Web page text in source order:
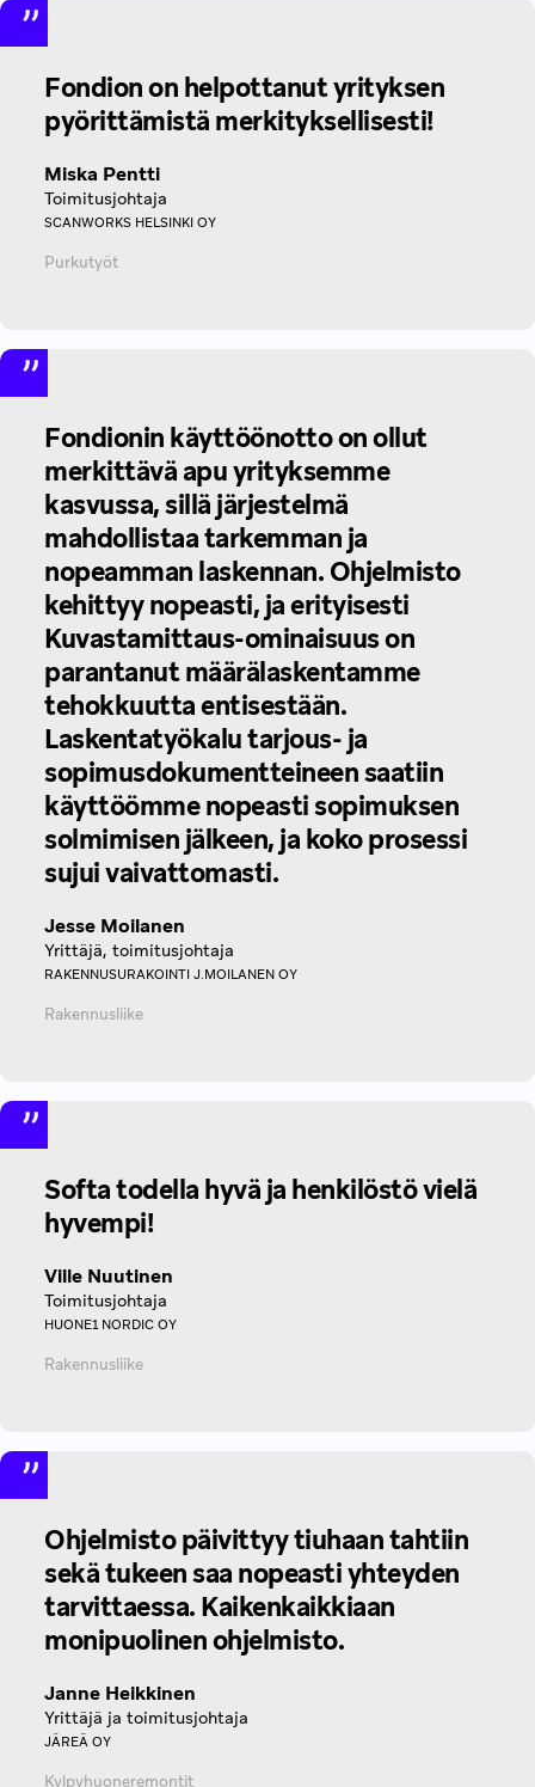
Fondion on helpottanut yrityksen
pyörittämistä merkityksellisesti!
Miska Pentti
Toimitusjohtaja
SCANWORKS HELSINKI OY
Purkutyöt
Fondionin käyttöönotto on ollut
merkittävä apu yrityksemme
kasvussa, sillä järjestelmä
mahdollistaa tarkemman ja
nopeamman laskennan. Ohjelmisto
kehittyy nopeasti, ja erityisesti
Kuvastamittaus-ominaisuus on
parantanut määrälaskentamme
tehokkuutta entisestään.
Laskentatyökalu tarjous- ja
sopimusdokumentteineen saatiin
käyttöömme nopeasti sopimuksen
solmimisen jälkeen, ja koko prosessi
sujui vaivattomasti.
Jesse Moilanen
Yrittäjä, toimitusjohtaja
RAKENNUSURAKOINTI J.MOILANEN OY
Rakennusliike
Softa todella hyvä ja henkilöstö vielä
hyvempi!
Ville Nuutinen
Toimitusjohtaja
HUONE1 NORDIC OY
Rakennusliike
Ohjelmisto päivittyy tiuhaan tahtiin
sekä tukeen saa nopeasti yhteyden
tarvittaessa. Kaikenkaikkiaan
monipuolinen ohjelmisto.
Janne Heikkinen
Yrittäjä ja toimitusjohtaja
JÄREÄ OY
Kylpyhuoneremontit